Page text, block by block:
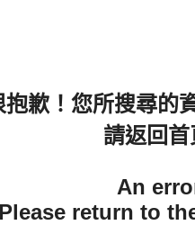
抱歉！您所搜尋的
請返回
An
Please return to